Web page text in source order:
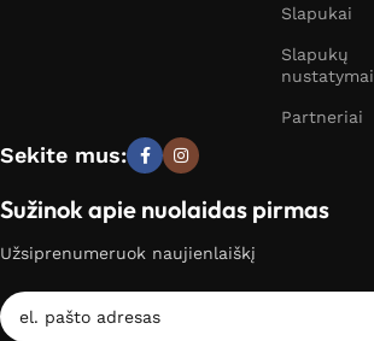
Slapukai
Slapukų
nustatymai
Partneriai
Sekite mus:
Sužinok apie nuolaidas pirmas
Užsiprenumeruok naujienlaiškį